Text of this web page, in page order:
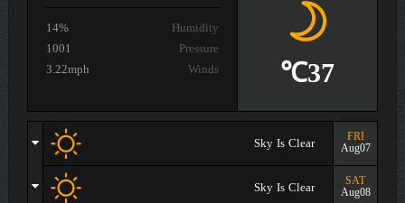
Humidity
14%
Pressure
1001
Winds
3.22mph 37℃
FRI
Aug07
Sky Is Clear
SAT
Aug08
Sky Is Clear